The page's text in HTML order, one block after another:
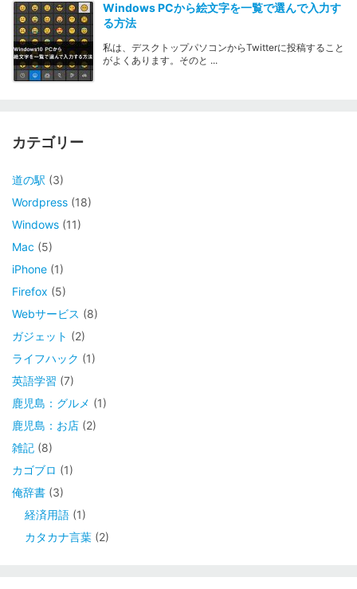
Windows PCから絵文字を一覧で選んで入力す
る方法
私は、デスクトップパソコンからTwitterに投稿すること
がよくあります。そのと ...
カテゴリー
道の駅 (3)
Wordpress (18)
Windows (11)
Mac (5)
iPhone (1)
Firefox (5)
Webサービス (8)
ガジェット (2)
ライフハック (1)
英語学習 (7)
鹿児島：グルメ (1)
鹿児島：お店 (2)
雑記 (8)
カゴブロ (1)
俺辞書 (3)
経済用語 (1)
カタカナ言葉 (2)